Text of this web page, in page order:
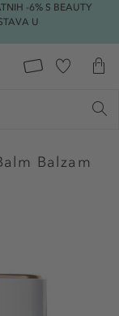
-6% S BEAUTY
U
Balzam